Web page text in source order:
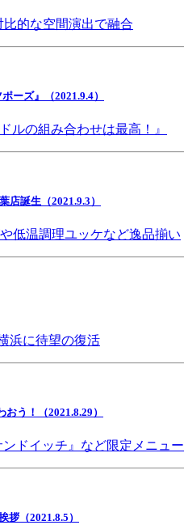
的な空間演出で融合
ーズ』（2021.9.4）
ルの組み合わせは最高！』
誕生（2021.9.3）
低温調理ユッケなど逸品揃い
浜に待望の復活
う！（2021.8.29）
ドイッチ』など限定メニュー
（2021.8.5）